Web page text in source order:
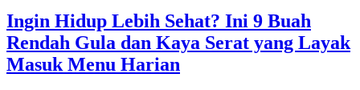
Ingin Hidup Lebih Sehat? Ini 9 Buah
Rendah Gula dan Kaya Serat yang Layak
Masuk Menu Harian